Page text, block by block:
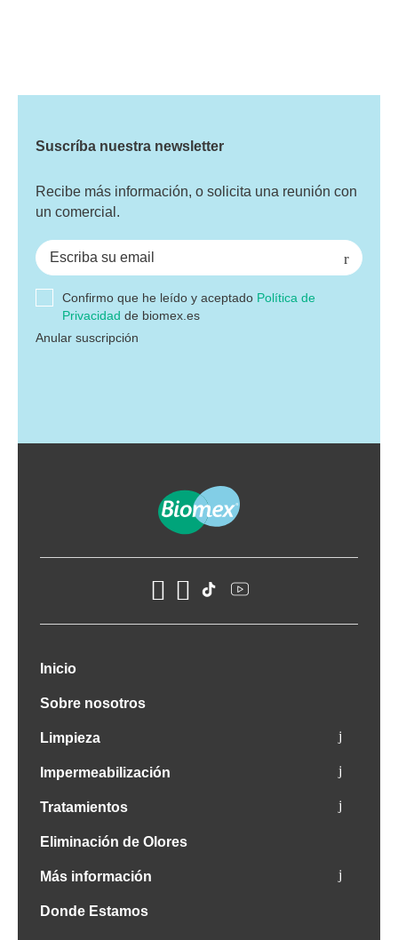
Inicio
Sobre nosotros
Limpieza
Impermeabilización
Tratamientos
Eliminación de Olores
Más información
Donde Estamos
Suscríba nuestra newsletter
Recibe más información, o solicita una reunión con
un comercial.
Confirmo que he leído y aceptado Política de
Privacidad de biomex.es
Anular suscripción